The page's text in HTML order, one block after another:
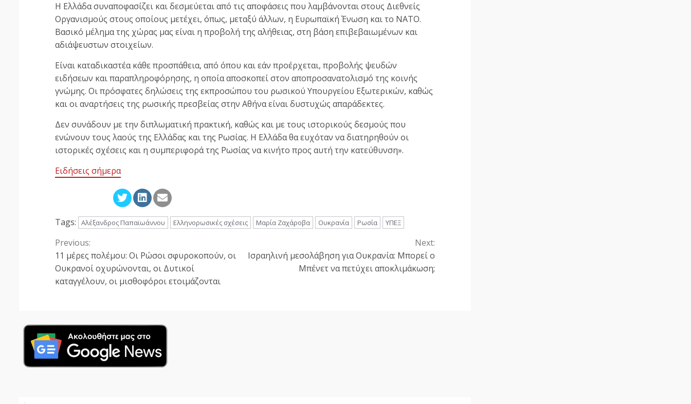
Η Ελλάδα συναποφασίζει και δεσμεύεται από τις αποφάσεις που λαμβάνονται στους Διεθνείς
Οργανισμούς στους οποίους μετέχει, όπως, μεταξύ άλλων, η Ευρωπαϊκή Ένωση και το ΝΑΤΟ.
Βασικό μέλημα της χώρας μας είναι η προβολή της αλήθειας, στη βάση επιβεβαιωμένων και
αδιάψευστων στοιχείων.
Είναι καταδικαστέα κάθε προσπάθεια, από όπου και εάν προέρχεται, προβολής ψευδών
ειδήσεων και παραπληροφόρησης, η οποία αποσκοπεί στον αποπροσανατολισμό της κοινής
γνώμης. Οι πρόσφατες δηλώσεις της εκπροσώπου του ρωσικού Υπουργείου Εξωτερικών, καθώς
και οι αναρτήσεις της ρωσικής πρεσβείας στην Αθήνα είναι δυστυχώς απαράδεκτες.
Δεν συνάδουν με την διπλωματική πρακτική, καθώς και με τους ιστορικούς δεσμούς που
ενώνουν τους λαούς της Ελλάδας και της Ρωσίας. Η Ελλάδα θα ευχόταν να διατηρηθούν οι
ιστορικές σχέσεις και η συμπεριφορά της Ρωσίας να κινήτο προς αυτή την κατεύθυνση».
Ειδήσεις σήμερα
Tags: Αλέξανδρος Παπαϊωάννου Ελληνορωσικές σχέσεις Μαρία Ζαχάροβα Ουκρανία Ρωσία ΥΠΕΞ
Continue
Reading
Previous:
11 μέρες πολέμου: Οι Ρώσοι σφυροκοπούν, οι
Ουκρανοί οχυρώνονται, οι Δυτικοί
καταγγέλουν, οι μισθοφόροι ετοιμάζονται
Next:
Ισραηλινή μεσολάβηση για Ουκρανία: Μπορεί ο
Μπένετ να πετύχει αποκλιμάκωση;